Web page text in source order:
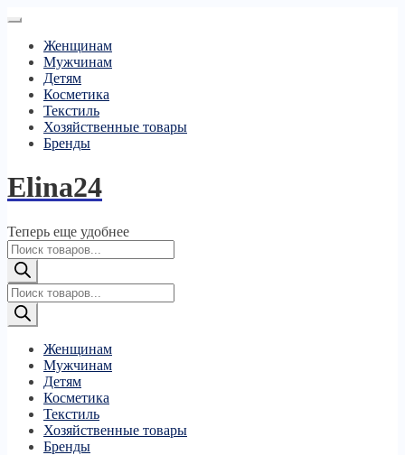
Женщинам
Мужчинам
Детям
Косметика
Текстиль
Хозяйственные товары
Бренды
Elina24
Теперь еще удобнее
Поиск
товаров
Поиск
товаров
Женщинам
Мужчинам
Детям
Косметика
Текстиль
Хозяйственные товары
Бренды